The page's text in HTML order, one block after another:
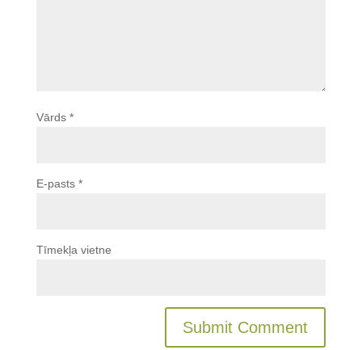
Vārds *
E-pasts *
Tīmekļa vietne